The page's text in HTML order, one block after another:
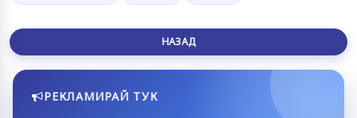
НАЗАД
РЕКЛАМИРАЙ ТУК